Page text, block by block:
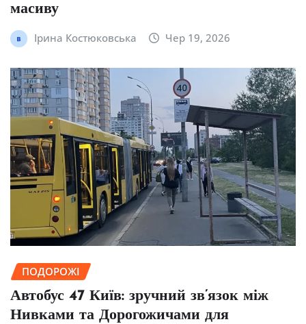
масиву
Ірина Костюковська Чер 19, 2026
ПОДОРОЖІ
Автобус 47 Київ: зручний зв’язок між
Нивками та Дорогожичами для